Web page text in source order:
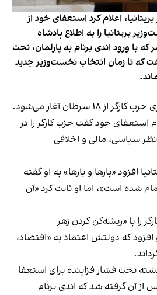
اعلام کرد استعفای خود از
بریتانیا را به اطلاع پادشاه
با ورود اندی برنام به پارلمان، تحت
که تا زمان انتخاب نخست‌وزیر جدید
۱۸ سرطان آغاز می‌شود.
استعفای خود گفت حزب کارگر را در
سیاسی، مالی و اخلاقی
افزود «بارها و بارها» به او گفته
شده است»، اما او ثابت کرد «آن
را با «ریشه‌کن کردن زهر
که دولتش اعتماد به «اقتصاد،
تحت فشار فزاینده برای استعفا
آن گرفته شد که اندی برنام